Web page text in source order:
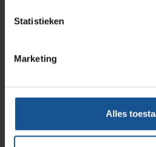
Statistieken
Marketing
Alles
10
Polypropyleen